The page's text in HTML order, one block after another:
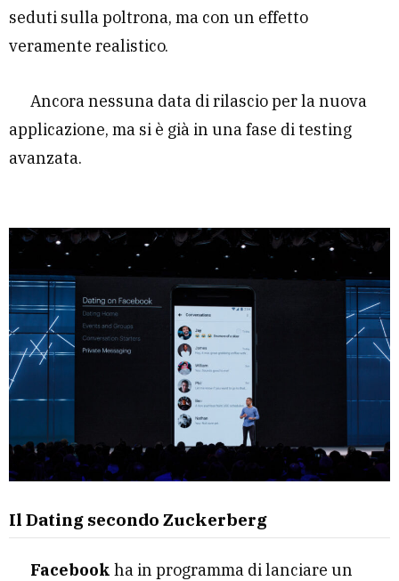
seduti sulla poltrona, ma con un effetto
veramente realistico.
Ancora nessuna data di rilascio per la nuova
applicazione, ma si è già in una fase di testing
avanzata.
Il Dating secondo Zuckerberg
Facebook ha in programma di lanciare un